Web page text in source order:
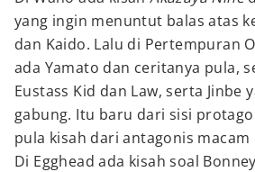
yang ingin menuntut balas atas
dan Kaido. Lalu di Pertempuran
ada Yamato dan ceritanya pula,
Eustass Kid dan Law, serta Jinbe
gabung. Itu baru dari sisi
pula kisah dari antagonis macam
Di Egghead ada kisah soal